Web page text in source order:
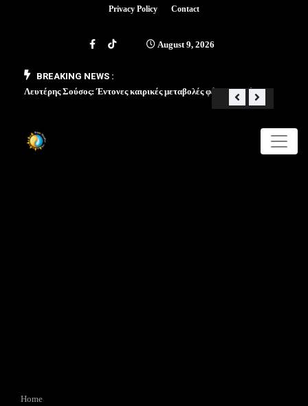
Privacy Policy Contact
August 9, 2026
BREAKING NEWS :
Λευτέρης Σούσος: Έντονες καιρικές μεταβολές φέρνει ο Μάιος
Home